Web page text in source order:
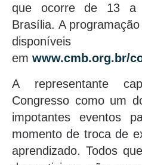
que ocorre de 13 a
Brasília. A
disponíveis
em www.cmb.org.br/
A representante
Congresso como um
impotantes eventos
momento de troca de
aprendizado. Todos